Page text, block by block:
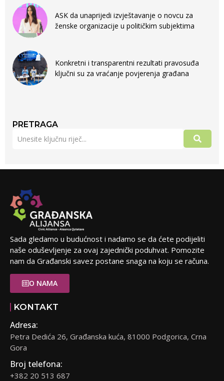
ASK da unaprijedi izvještavanje o novcu za
ženske organizacije u političkim subjektima
Konkretni i transparentni rezultati pravosuđa
ključni su za vraćanje povjerenja građana
PRETRAGA
Sada gledamo u budućnost i nadamo se da ćete podijeliti
naše oduševljenje za ovaj zajednički poduhvat. Pomozite
nam da Građanski savez postane snaga na koju se računa.
O NAMA
KONTAKT
Adresa:
Petra Dedića 26, Građanska kuća, 81000 Podgorica, Crna
Gora
Broj telefona:
+382 20 513 687